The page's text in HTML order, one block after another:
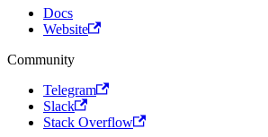
Docs
Website
Community
Telegram
Slack
Stack Overflow